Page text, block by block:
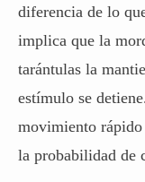
diferencia de lo
implica que la
tarántulas la
estímulo se
movimiento rápido
la probabilidad de